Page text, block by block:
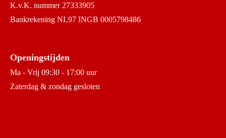
K.v.K. nummer 27333905
Bankrekening NL97 INGB 0005798486
Openingstijden
Ma - Vrij 09:30 - 17:00 uur
Zaterdag & zondag gesloten